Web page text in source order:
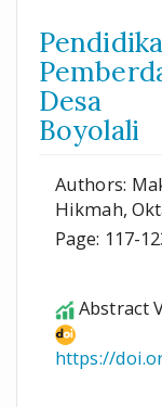
Desa
Boyolali
Authors:
Hikmah,
Page: 117-
Abstract
https://